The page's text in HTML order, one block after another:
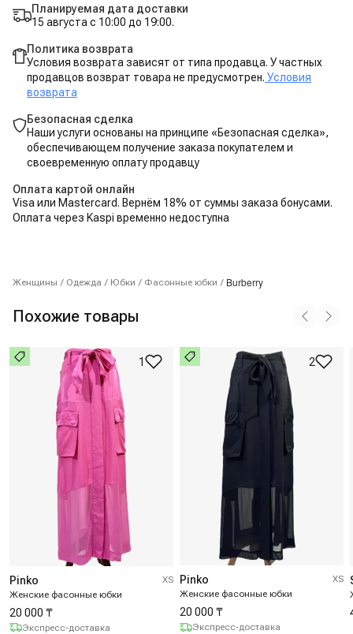
Планируемая дата доставки
15 августа с 10:00 до 19:00.
Политика возврата
Условия возврата зависят от типа продавца. У частных
продавцов возврат товара не предусмотрен. Условия
возврата
Безопасная сделка
Наши услуги основаны на принципе «Безопасная сделка»,
обеспечивающем получение заказа покупателем и
своевременную оплату продавцу
Оплата картой онлайн
Visa или Mastercard. Вернём 18% от суммы заказа бонусами.
Оплата через Kaspi временно недоступна
Женщины / Одежда / Юбки / Фасонные юбки / Burberry
Похожие товары
1
Pinko
Женские фасонные юбки
XS
20 000 ₸
Экспресс-доставка
2
Pinko
Женские фасонные юбки
XS
20 000 ₸
Экспресс-доставка